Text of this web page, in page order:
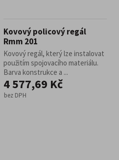
Kovový policový regál
Rmm 201
Kovový regál, který lze instalovat
použitím spojovacího materiálu.
Barva konstrukce a ...
4 577,69 Kč
bez DPH